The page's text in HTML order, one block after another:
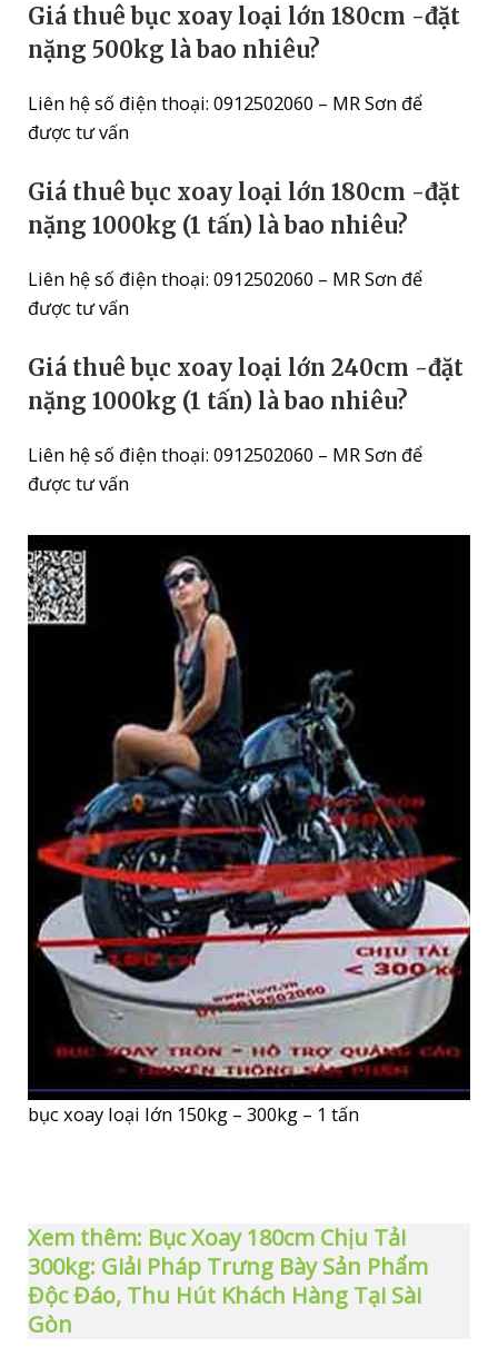
Giá thuê bục xoay loại lớn 180cm -đặt
nặng 500kg là bao nhiêu?
Liên hệ số điện thoại: 0912502060 – MR Sơn để
được tư vấn
Giá thuê bục xoay loại lớn 180cm -đặt
nặng 1000kg (1 tấn) là bao nhiêu?
Liên hệ số điện thoại: 0912502060 – MR Sơn để
được tư vấn
Giá thuê bục xoay loại lớn 240cm -đặt
nặng 1000kg (1 tấn) là bao nhiêu?
Liên hệ số điện thoại: 0912502060 – MR Sơn để
được tư vấn
bục xoay loại lớn 150kg – 300kg – 1 tấn
Xem thêm: Bục Xoay 180cm Chịu Tải
300kg: Giải Pháp Trưng Bày Sản Phẩm
Độc Đáo, Thu Hút Khách Hàng Tại Sài
Gòn